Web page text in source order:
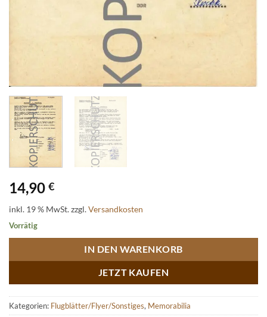
14,90 €
inkl. 19 % MwSt.zzgl.Versandkosten
Vorrätig
IN DEN WARENKORB
JETZT KAUFEN
Kategorien: Flugblätter/Flyer/Sonstiges, Memorabilia